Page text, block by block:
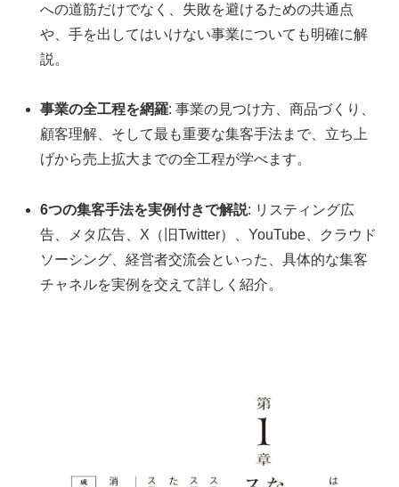
への道筋だけでなく、失敗を避けるための共通点
や、手を出してはいけない事業についても明確に解
説。
事業の全工程を網羅: 事業の見つけ方、商品づくり、
顧客理解、そして最も重要な集客手法まで、立ち上
げから売上拡大までの全工程が学べます。
6つの集客手法を実例付きで解説: リスティング広
告、メタ広告、X（旧Twitter）、YouTube、クラウド
ソーシング、経営者交流会といった、具体的な集客
チャネルを実例を交えて詳しく紹介。